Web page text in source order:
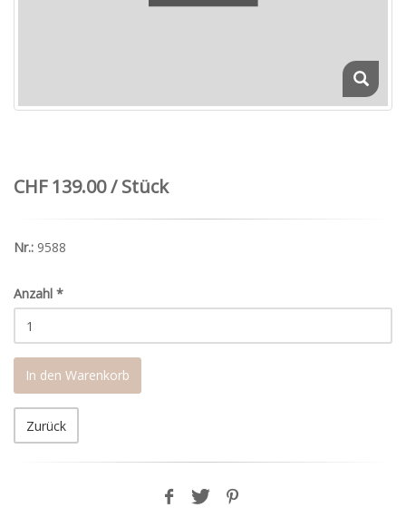
CHF 139.00 / Stück
Nr.: 9588
Anzahl *
In den Warenkorb
Zurück